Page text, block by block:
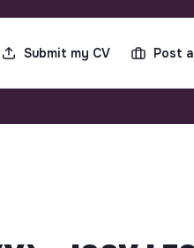
Submit my CV Post